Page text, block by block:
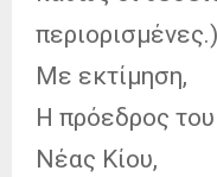
Με εκτίμηση,
Η πρόεδρος
Νέας Κίου,